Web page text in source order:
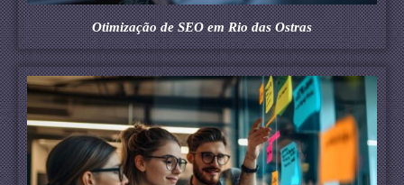
Otimização de SEO em Rio das Ostras